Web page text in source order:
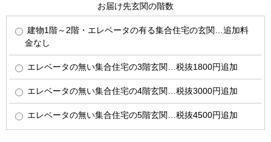
お届け先玄関の階数
建物1階～2階・エレベータの有る集合住宅の玄関…追加料
金なし
エレベータの無い集合住宅の3階玄関…税抜1800円追加
エレベータの無い集合住宅の4階玄関…税抜3000円追加
エレベータの無い集合住宅の5階玄関…税抜4500円追加